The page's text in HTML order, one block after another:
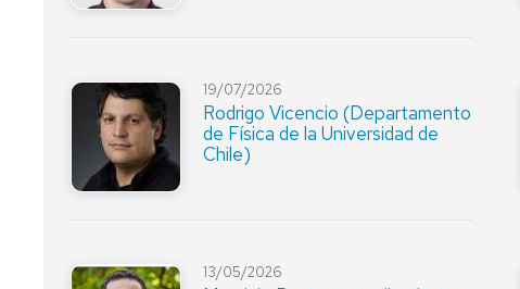
19/07/2026
Rodrigo Vicencio (Departamento
de Física de la Universidad de
Chile)
13/05/2026